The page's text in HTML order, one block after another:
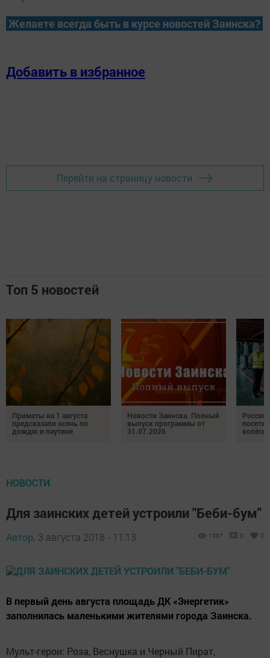
Желаете всегда быть в курсе новостей Заинска?
Добавить в избранное
Перейти на страницу новости
Топ 5 новостей
Приметы на 1 августа
предсказали осень по
дождю и паутине
Новости Заинска. Полный
выпуск программы от
31.07.2026
НОВОСТИ
Для заинских детей устроили "Беби-бум"
Автор, 3 августа 2018 - 11:13 1387 0 0
В первый день августа площадь ДК «Энергетик»
заполнилась маленькими жителями города Заинска.
Мульт-герои: Роза, Веснушка и Черный Пират,